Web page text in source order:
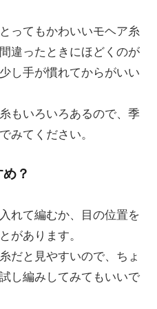
ってもかわいいモヘア糸
違ったときにほどくのが
し手が慣れてからがいい
もいろいろあるので、季
みてください。
？
れて編むか、目の位置を
があります。
だと見やすいので、ちょ
し編みしてみてもいいで